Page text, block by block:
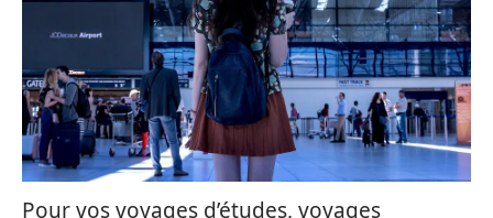
Pour vos voyages d’études, voyages